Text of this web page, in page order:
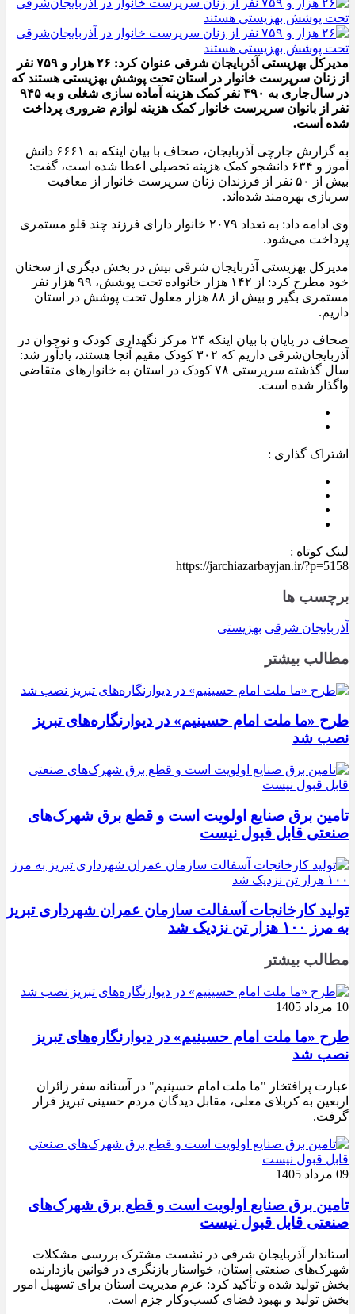
مدیرکل بهزیستی آذربایجان شرقی عنوان کرد: ۲۶ هزار و ۷۵۹ نفر
از زنان سرپرست خانوار در استان تحت پوشش بهزیستی هستند که
در سال‌جاری به ۴۹۰ نفر کمک هزینه آماده سازی شغلی و به ۹۴۵
نفر از بانوان سرپرست خانوار کمک هزینه لوازم ضروری پرداخت
شده است.
به گزارش جارچی آذربایجان، صحاف با بیان اینکه به ۶۶۶۱ دانش
آموز و ۶۳۴ دانشجو کمک هزینه تحصیلی اعطا شده است، گفت:
بیش از ۵۰ نفر از فرزندان زنان سرپرست خانوار از معافیت
سربازی بهره‌مند شده‌اند.
وی ادامه داد: به تعداد ۲۰۷۹ خانوار دارای فرزند چند قلو مستمری
پرداخت می‌شود.
مدیرکل بهزیستی آذربایجان شرقی بیش در بخش دیگری از سخنان
خود مطرح کرد: از ۱۴۲ هزار خانواده تحت پوشش، ۹۹ هزار نفر
مستمری بگیر و بیش از ۸۸ هزار معلول تحت پوشش در استان
داریم.
صحاف در پایان با بیان اینکه ۲۴ مرکز نگهداری کودک و نوجوان در
آذربایجان‌شرقی داریم که ۳۰۲ کودک مقیم آنجا هستند، یادآور شد:
سال گذشته سرپرستی ۷۸ کودک در استان به خانوارهای متقاضی
واگذار شده است.
اشتراک گذاری :
لینک کوتاه :
https://jarchiazarbayjan.ir/?p=5158
برچسب ها
آذربایجان شرقی بهزیستی
مطالب بیشتر
طرح «ما ملت امام حسینیم» در دیوارنگاره‌های تبریز
نصب شد
تامین برق صنایع اولویت است و قطع برق شهرک‌های
صنعتی قابل قبول نیست
تولید کارخانجات آسفالت سازمان عمران شهرداری تبریز
به مرز ۱۰۰ هزار تن نزدیک شد
مطالب بیشتر
10 مرداد 1405
طرح «ما ملت امام حسینیم» در دیوارنگاره‌های تبریز
نصب شد
عبارت پرافتخار "ما ملت امام حسینیم" در آستانه سفر زائران
اربعین به کربلای معلی، مقابل دیدگان مردم حسینی تبریز قرار
گرفت.
09 مرداد 1405
تامین برق صنایع اولویت است و قطع برق شهرک‌های
صنعتی قابل قبول نیست
استاندار آذربایجان شرقی در نشست مشترک بررسی مشکلات
شهرک‌های صنعتی استان، خواستار بازنگری در قوانین بازدارنده
بخش تولید شده و تأکید کرد: عزم مدیریت استان برای تسهیل امور
بخش تولید و بهبود فضای کسب‌وکار جزم است.